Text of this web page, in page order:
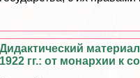
Дидактический
1922 гг.: от монархии к